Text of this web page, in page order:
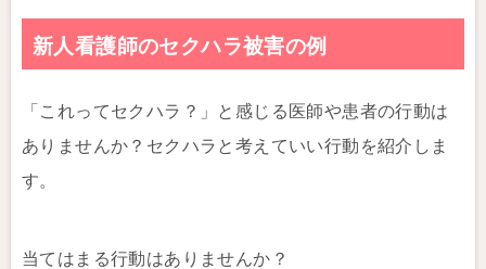
新人看護師のセクハラ被害の例
「これってセクハラ？」と感じる医師や患者の行動は
ありませんか？セクハラと考えていい行動を紹介しま
す。
当てはまる行動はありませんか？